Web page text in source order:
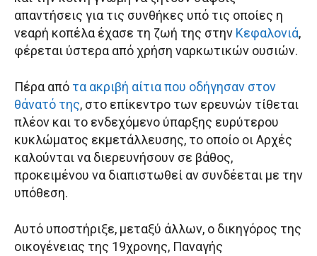
απαντήσεις για τις συνθήκες υπό τις οποίες η
νεαρή κοπέλα έχασε τη ζωή της στην Κεφαλονιά,
φέρεται ύστερα από χρήση ναρκωτικών ουσιών.
Πέρα από τα ακριβή αίτια που οδήγησαν στον
θάνατό της, στο επίκεντρο των ερευνών τίθεται
πλέον και το ενδεχόμενο ύπαρξης ευρύτερου
κυκλώματος εκμετάλλευσης, το οποίο οι Αρχές
καλούνται να διερευνήσουν σε βάθος,
προκειμένου να διαπιστωθεί αν συνδέεται με την
υπόθεση.
Αυτό υποστήριξε, μεταξύ άλλων, ο δικηγόρος της
οικογένειας της 19χρονης, Παναγής